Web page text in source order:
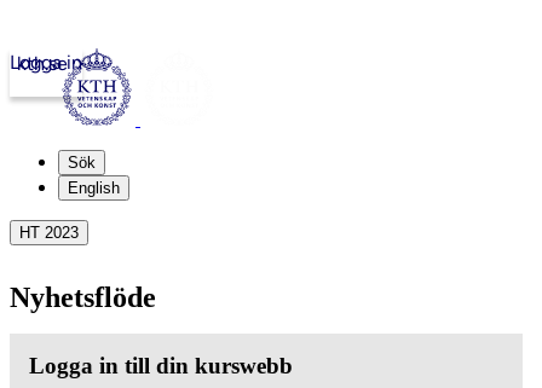
kth.se
Logga in
Sök
English
HT 2023
Nyhetsflöde
Logga in till din kurswebb